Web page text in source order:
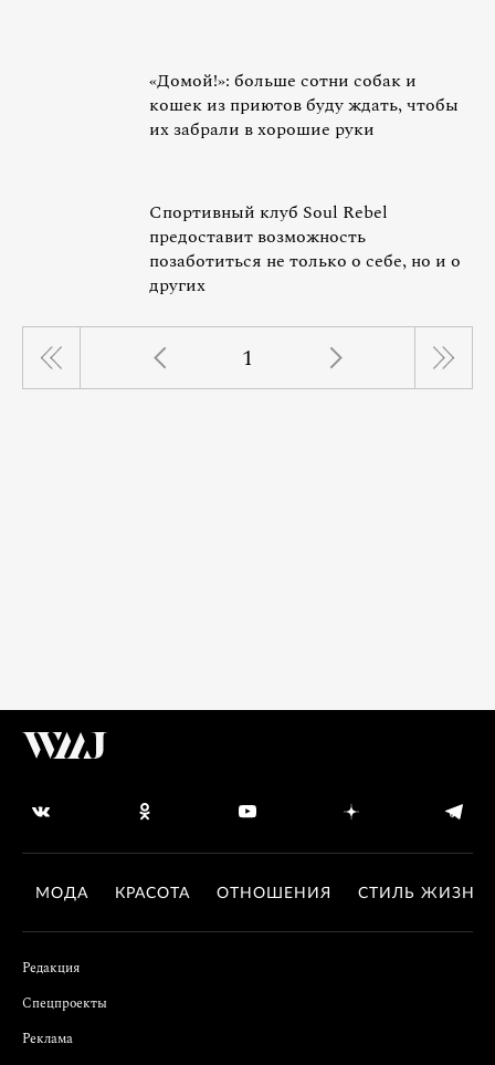
«Домой!»: больше сотни собак и
кошек из приютов буду ждать, чтобы
их забрали в хорошие руки
Спортивный клуб Soul Rebel
предоставит возможность
позаботиться не только о себе, но и о
других
1
МОДА КРАСОТА ОТНОШЕНИЯ СТИЛЬ ЖИЗНИ
Редакция
Спецпроекты
Реклама